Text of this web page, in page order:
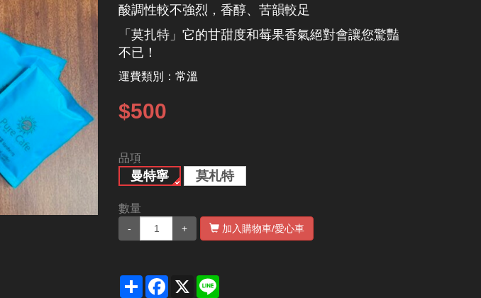
酸調性較不強烈，香醇、苦韻較足
「莫扎特」它的甘甜度和莓果香氣絕對會讓您驚豔
不已！
運費類別：常溫
$500
品項
曼特寧 莫札特
數量
- + 加入購物車/愛心車
Share Facebook
X